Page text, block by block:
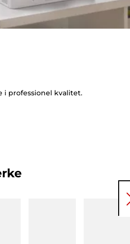
i professionel kvalitet.